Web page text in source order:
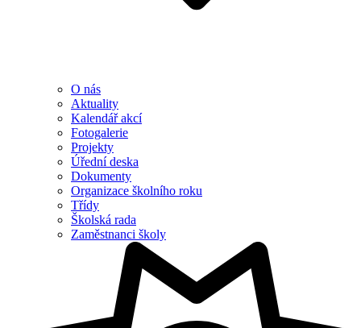
O nás
Aktuality
Kalendář akcí
Fotogalerie
Projekty
Úřední deska
Dokumenty
Organizace školního roku
Třídy
Školská rada
Zaměstnanci školy